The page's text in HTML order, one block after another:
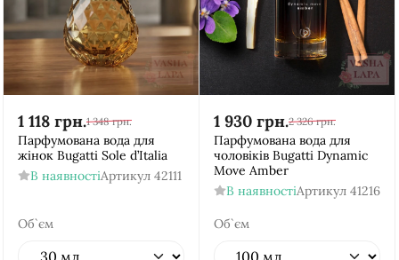
1 118 грн.1 348 грн.
Парфумована вода для
жінок Bugatti Sole d’Italia
В наявностіАртикул 42111
Об`єм
1 930 грн.2 326 грн.
Парфумована вода для
чоловіків Bugatti Dynamic
Move Amber
В наявностіАртикул 41216
Об`єм